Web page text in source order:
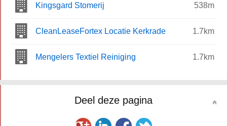
Kingsgard Stomerij 538m
CleanLeaseFortex Locatie Kerkrade 1.7km
Mengelers Textiel Reiniging 1.7km
Deel deze pagina